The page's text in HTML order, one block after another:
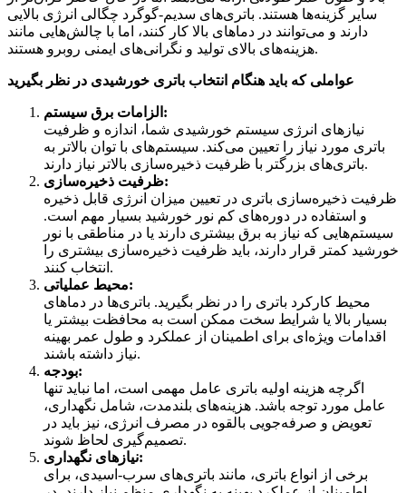
سایر گزینه‌ها هستند. باتری‌های سدیم-گوگرد چگالی انرژی بالایی
دارند و می‌توانند در دماهای بالا کار کنند، اما با چالش‌هایی مانند
هزینه‌های بالای تولید و نگرانی‌های ایمنی روبرو هستند.
عواملی که باید هنگام انتخاب باتری خورشیدی در نظر بگیرید
الزامات برق سیستم:
نیازهای انرژی سیستم خورشیدی شما، اندازه و ظرفیت
باتری مورد نیاز را تعیین می‌کند. سیستم‌های با توان بالاتر به
باتری‌های بزرگتر با ظرفیت ذخیره‌سازی بالاتر نیاز دارند.
ظرفیت ذخیره‌سازی:
ظرفیت ذخیره‌سازی باتری در تعیین میزان انرژی قابل ذخیره
و استفاده در دوره‌های کم نور خورشید بسیار مهم است.
سیستم‌هایی که نیاز به برق بیشتری دارند یا در مناطقی با نور
خورشید کمتر قرار دارند، باید ظرفیت ذخیره‌سازی بیشتری را
انتخاب کنند.
محیط عملیاتی:
محیط کارکرد باتری را در نظر بگیرید. باتری‌ها در دماهای
بسیار بالا یا شرایط سخت ممکن است به محافظت بیشتر یا
اقدامات ویژه‌ای برای اطمینان از عملکرد و طول عمر بهینه
نیاز داشته باشند.
بودجه:
اگرچه هزینه اولیه باتری عامل مهمی است، اما نباید تنها
عامل مورد توجه باشد. هزینه‌های بلندمدت، شامل نگهداری،
تعویض و صرفه‌جویی بالقوه در مصرف انرژی، نیز باید در
تصمیم‌گیری لحاظ شوند.
نیازهای نگهداری:
برخی از انواع باتری، مانند باتری‌های سرب-اسیدی، برای